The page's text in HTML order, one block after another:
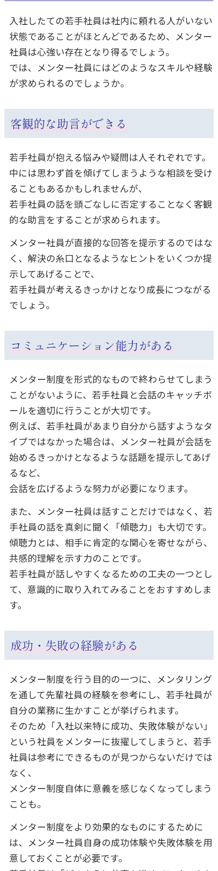
入社したての若手社員は社内に頼れる人がいない
状態であることがほとんどであるため、メンター
社員は心強い存在となり得るでしょう。
では、メンター社員にはどのようなスキルや経験
が求められるのでしょうか。
客観的な助言ができる
若手社員が抱える悩みや疑問は人それぞれです。
中には思わず首を傾げてしまうような相談を受け
ることもあるかもしれませんが、
若手社員の話を頭ごなしに否定することなく客観
的な助言をすることが求められます。
メンター社員が直接的な回答を提示するのではな
く、解決の糸口となるようなヒントをいくつか提
示してあげることで、
若手社員が考えるきっかけとなり成長につながる
でしょう。
コミュニケーション能力がある
メンター制度を形式的なもので終わらせてしまう
ことがないように、若手社員と会話のキャッチボ
ールを適切に行うことが大切です。
例えば、若手社員があまり自分から話すようなタ
イプではなかった場合は、メンター社員が会話を
始めるきっかけとなるような話題を提示してあげ
るなど、
会話を広げるような努力が必要になります。
また、メンター社員は話すことだけではなく、若
手社員の話を真剣に聞く「傾聴力」も大切です。
傾聴力とは、相手に肯定的な関心を寄せながら、
共感的理解を示す力のことです。
若手社員が話しやすくなるための工夫の一つとし
て、意識的に取り入れてみることをおすすめしま
す。
成功・失敗の経験がある
メンター制度を行う目的の一つに、メンタリング
を通して先輩社員の経験を参考にし、若手社員が
自分の業務に生かすことが挙げられます。
そのため「入社以来特に成功、失敗体験がない」
という社員をメンターに抜擢してしまうと、若手
社員は参考にできるものが見つからないだけでは
なく、
メンター制度自体に意義を感じなくなってしまう
ことも。
メンター制度をより効果的なものにするために
は、メンター社員自身の成功体験や失敗体験を用
意しておくことが必要です。